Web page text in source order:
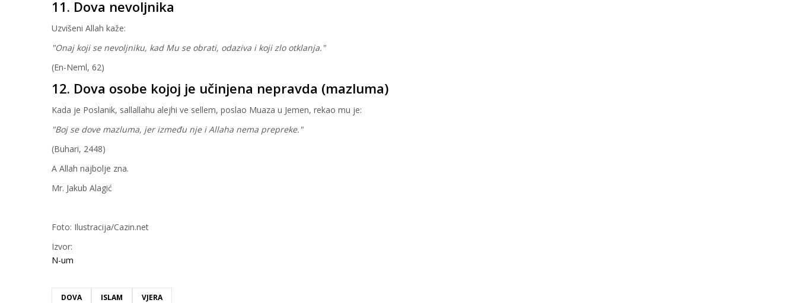
11. Dova nevoljnika
Uzvišeni Allah kaže:
"Onaj koji se nevoljniku, kad Mu se obrati, odaziva i koji zlo otklanja."
(En-Neml, 62)
12. Dova osobe kojoj je učinjena nepravda (mazluma)
Kada je Poslanik, sallallahu alejhi ve sellem, poslao Muaza u Jemen, rekao mu je:
"Boj se dove mazluma, jer između nje i Allaha nema prepreke."
(Buhari, 2448)
A Allah najbolje zna.
Mr. Jakub Alagić
Foto: Ilustracija/Cazin.net
Izvor:
N-um
DOVA ISLAM VJERA